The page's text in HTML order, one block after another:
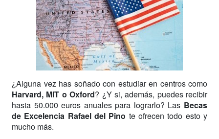
¿Alguna vez has soñado con estudiar en centros como
Harvard, MIT o Oxford? ¿Y si, además, puedes recibir
hasta 50.000 euros anuales para lograrlo? Las Becas
de Excelencia Rafael del Pino te ofrecen todo esto y
mucho más.